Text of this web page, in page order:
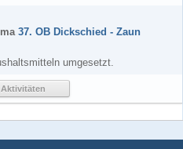
37. OB Dickschied - Zaun
umgesetzt.
Aktivitäten